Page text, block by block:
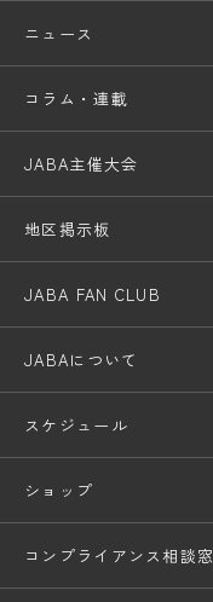
ニュース
コラム・連載
JABA主催大会
地区掲示板
JABA FAN CLUB
JABAについて
スケジュール
ショップ
コンプライアンス相談